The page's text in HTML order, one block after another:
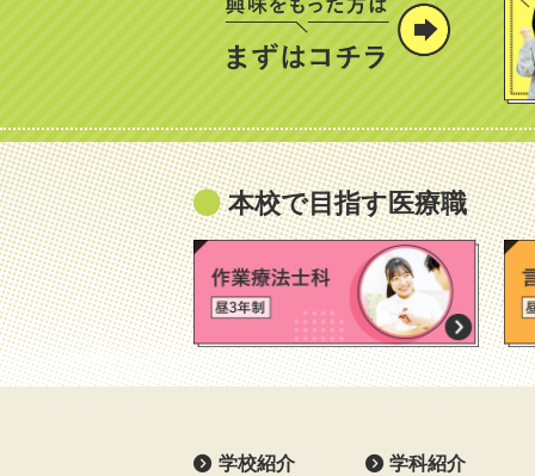
本校で目指す医療職
学校紹介 学科紹介